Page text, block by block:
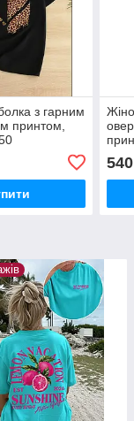
з гарним
принтом,
540